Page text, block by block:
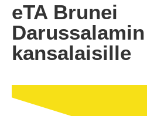
Etusivu
eTA-hakemus
eTA-vaatimukset
eTA FAQ
eTA-resurssit
eTA Brunei
Darussalamin
kansalaisille